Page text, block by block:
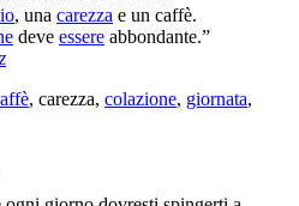
, una carezza e un caffè.
deve essere abbondante.”
, carezza, colazione, giornata,